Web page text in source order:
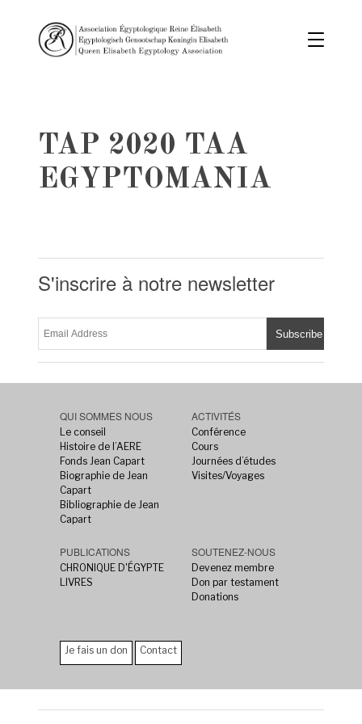
TAP 2020 TAA
EGYPTOMANIA
S'inscrire à notre newsletter
QUI SOMMES NOUS
Le conseil
Histoire de l’AERE
Fonds Jean Capart
Biographie de Jean
Capart
Bibliographie de Jean
Capart
ACTIVITÉS
Conférence
Cours
Journées d’études
Visites/Voyages
PUBLICATIONS
CHRONIQUE D'ÉGYPTE
LIVRES
SOUTENEZ-NOUS
Devenez membre
Don par testament
Donations
Je fais un don Contact